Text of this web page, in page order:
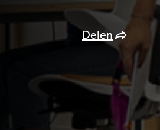
Delen